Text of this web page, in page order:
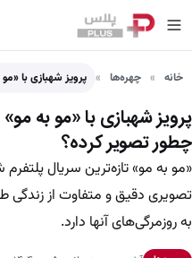
خانه چهره‌ها پرویز شهبازی با
پرویز شهبازی با «مو به
چطور تصویر کرده؟
«مو به مو» تازه‌ترین سریال
تصویری دقیق و متفاوت از زندگی
به روزمرگی‌های آنها دارد.